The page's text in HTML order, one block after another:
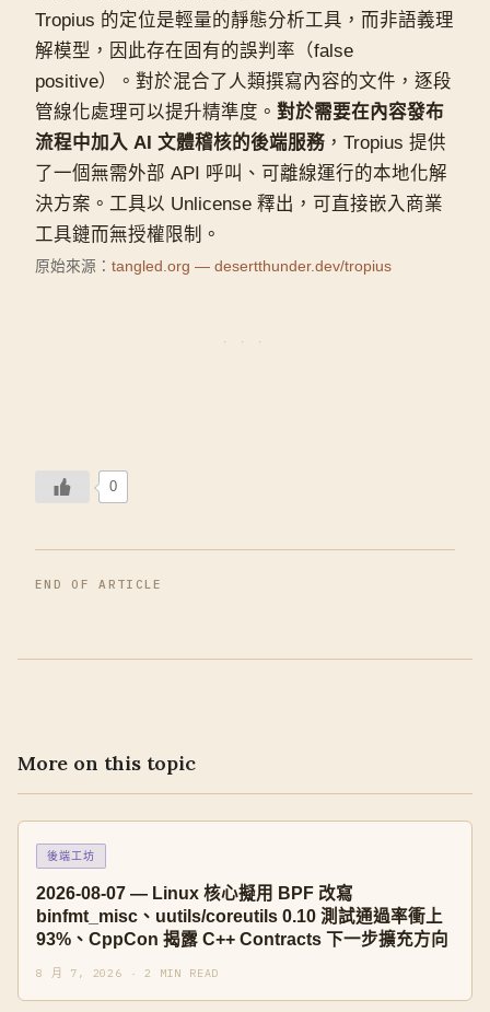
Tropius 的定位是輕量的靜態分析工具，而非語義理
解模型，因此存在固有的誤判率（false
positive）。對於混合了人類撰寫內容的文件，逐段
管線化處理可以提升精準度。 對於需要在內容發布
流程中加入 AI 文體稽核的後端服務 ，Tropius 提供
了一個無需外部 API 呼叫、可離線運行的本地化解
決方案。工具以 Unlicense 釋出，可直接嵌入商業
工具鏈而無授權限制。
原始來源： tangled.org — desertthunder.dev/tropius
0
END OF ARTICLE
More on this topic
後端工坊
2026-08-07 — Linux 核心擬用 BPF 改寫
binfmt_misc、uutils/coreutils 0.10 測試通過率衝上
93%、CppCon 揭露 C++ Contracts 下一步擴充方向
8 月 7, 2026 · 2 MIN READ